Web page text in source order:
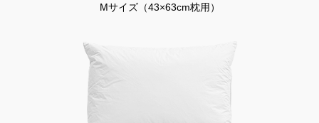
Mサイズ（43×63cm枕用）